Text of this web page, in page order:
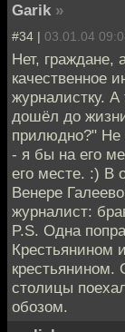
Garik »
#34 | 03.01.04
Нет, граждане,
качественное
журналистку. А
дошёл до
прилюдно?" Не
- я бы на его
его месте. :) В
Венере
журналист:
P.S. Одна
Крестьянином
столицы
обозом.